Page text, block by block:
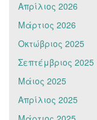
Απρίλιος 2026
Μάρτιος 2026
Οκτώβριος 2025
Σεπτέμβριος 2025
Μάιος 2025
Απρίλιος 2025